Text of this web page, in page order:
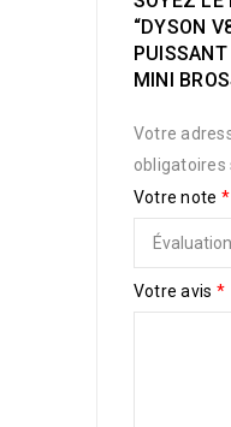
“DYSON
MINI
Votre
Votre note *
Votre avis *